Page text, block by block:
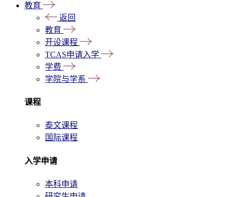
教育
返回
教育
开设课程
TCAS申请入学
学费
学院与学系
课程
泰文课程
国际课程
入学申请
本科申请